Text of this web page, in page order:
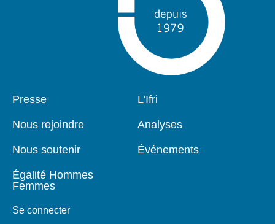
Pied
Presse
Nous rejoindre
Nous soutenir
Égalité Hommes
Femmes
Se connecter
Navigation
L'Ifri
Analyses
Événements